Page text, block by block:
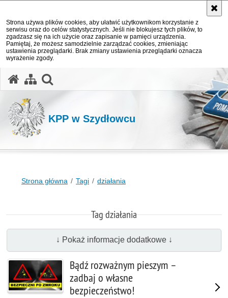
Strona używa plików cookies, aby ułatwić użytkownikom korzystanie z
serwisu oraz do celów statystycznych. Jeśli nie blokujesz tych plików, to
zgadzasz się na ich użycie oraz zapisanie w pamięci urządzenia.
Pamiętaj, że możesz samodzielnie zarządzać cookies, zmieniając
ustawienia przeglądarki. Brak zmiany ustawienia przeglądarki oznacza
wyrażenie zgody.
KPP w Szydłowcu
Strona główna Tagi działania
Tag działania
↓ Pokaż informacje dodatkowe ↓
Bądź rozważnym pieszym –
zadbaj o własne
bezpieczeństwo!